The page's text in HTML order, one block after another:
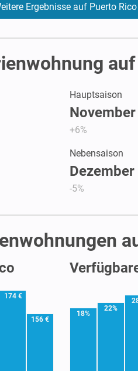
Ergebnisse auf Puerto Rico
Hauptsaison
+6%
Nebensaison
-5%
174 €
156 €
18%
22%